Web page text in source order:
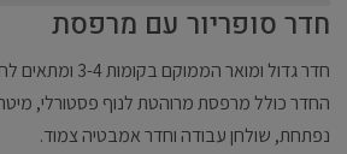
חדר סופריור עם מרפסת
חדר גדול ומואר
החדר כולל מרפסת מרוהטת לנוף פסטורלי,
נפתחת, שולחן עבודה וחדר אמבטיה צמוד.